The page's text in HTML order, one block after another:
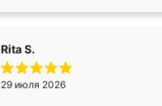
Rita S.
29 июля 2026